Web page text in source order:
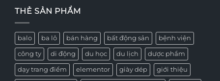
THẺ SẢN PHẨM
balo ba lô bán hàng bất động sản bệnh viện
công ty di động du học du lịch dược phẩm
dạy trang điểm elementor giày dép giới thiệu